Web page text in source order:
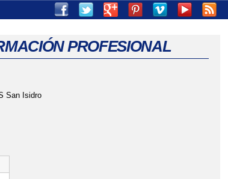
PROFESIONAL
San Isidro